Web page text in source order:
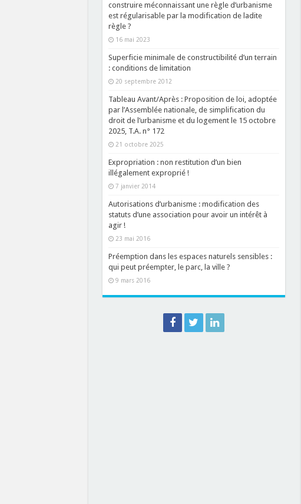
construire méconnaissant une règle d’urbanisme
est régularisable par la modification de ladite
règle ?
16 mai 2023
Superficie minimale de constructibilité d’un terrain
: conditions de limitation
20 septembre 2012
Tableau Avant/Après : Proposition de loi, adoptée
par l’Assemblée nationale, de simplification du
droit de l’urbanisme et du logement le 15 octobre
2025, T.A. n° 172
21 octobre 2025
Expropriation : non restitution d’un bien
illégalement exproprié !
7 janvier 2014
Autorisations d’urbanisme : modification des
statuts d’une association pour avoir un intérêt à
agir !
23 mai 2016
Préemption dans les espaces naturels sensibles :
qui peut préempter, le parc, la ville ?
9 mars 2016